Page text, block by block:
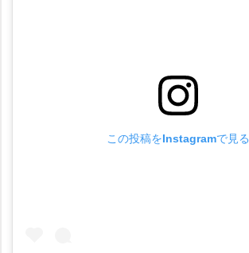
この投稿をInstagramで見る